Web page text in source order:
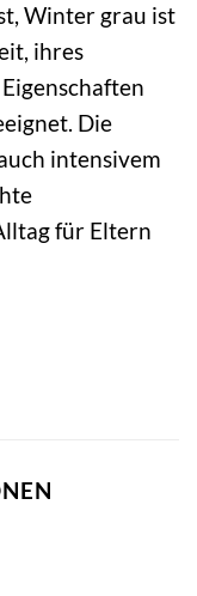
Winter grau ist
ihres
Die
intensivem
für Eltern